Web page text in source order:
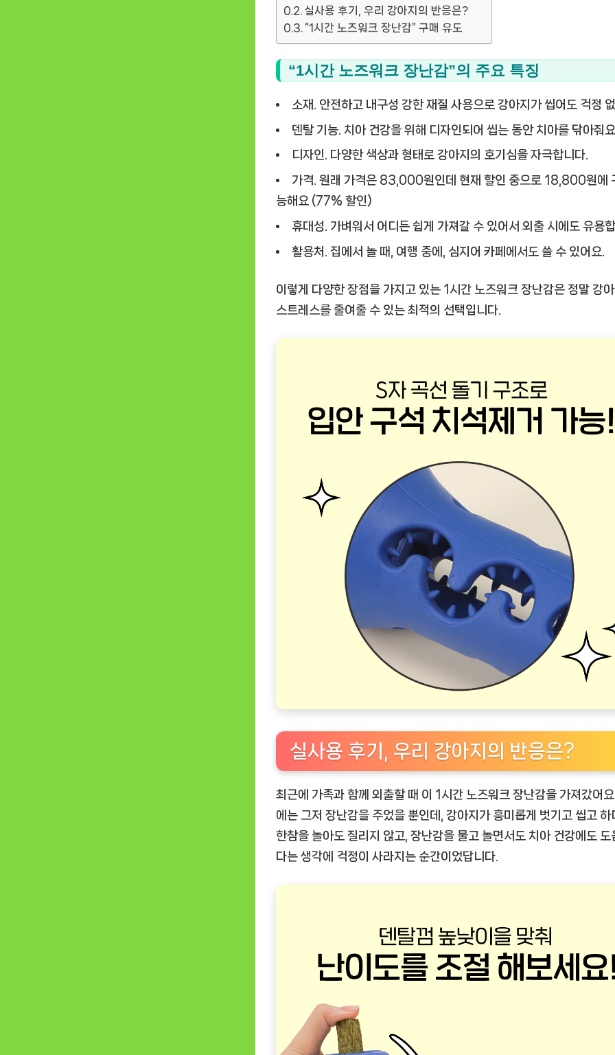
실사용 후기, 우리 강아지의 반응은?
“1시간 노즈워크 장난감” 구매 유도
“1시간 노즈워크 장난감”의 주요 특징
소재. 안전하고 내구성 강한 재질 사용으로 강아지가 씹어도 걱정
덴탈 기능. 치아 건강을 위해 디자인되어 씹는 동안 치아를 닦아줘
디자인. 다양한 색상과 형태로 강아지의 호기심을 자극합니다.
가격. 원래 가격은 83,000원인데 현재 할인 중으로 18,800원에
능해요 (77% 할인)
휴대성. 가벼워서 어디든 쉽게 가져갈 수 있어서 외출 시에도 유용
활용처. 집에서 놀 때, 여행 중에, 심지어 카페에서도 쓸 수 있어요.
이렇게 다양한 장점을 가지고 있는 1시간 노즈워크 장난감은 정말 강
스트레스를 줄여줄 수 있는 최적의 선택입니다.
실사용 후기, 우리 강아지의 반응은?
최근에 가족과 함께 외출할 때 이 1시간 노즈워크 장난감을 가져갔어
에는 그저 장난감을 주었을 뿐인데, 강아지가 흥미롭게 벗기고 씹고 하
한참을 놀아도 질리지 않고, 장난감을 물고 놀면서도 치아 건강에도 도
다는 생각에 걱정이 사라지는 순간이었답니다.